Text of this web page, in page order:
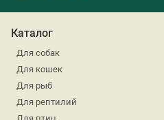
Каталог
Для собак
Для кошек
Для рыб
Для рептилий